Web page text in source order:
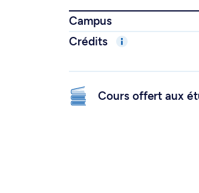
Campus
Crédits
Cours offert aux